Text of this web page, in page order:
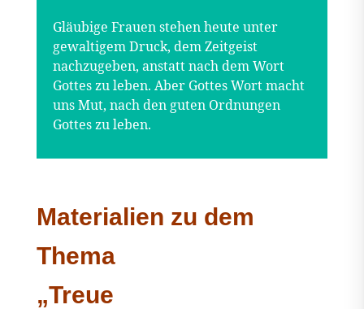
Gläubige Frauen stehen heute unter
gewaltigem Druck, dem Zeitgeist
nachzugeben, anstatt nach dem Wort
Gottes zu leben. Aber Gottes Wort macht
uns Mut, nach den guten Ordnungen
Gottes zu leben.
Materialien zu dem
Thema
„Treue